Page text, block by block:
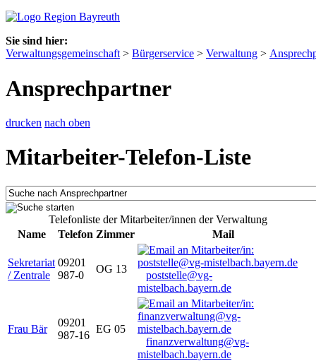
Sie sind hier:
Verwaltungsgemeinschaft > Bürgerservice > Verwaltung >
Ansprechpartner
drucken nach oben
Mitarbeiter-Telefon-Liste
Telefonliste der Mitarbeiter/innen der Verwaltung
Name
Telefon Zimmer Mail
Sekretariat
/ Zentrale
09201
987-0
OG 13
poststelle@vg-
mistelbach.bayern.de
Frau Bär
09201
987-16
EG 05
finanzverwaltung@vg-
mistelbach.bayern.de